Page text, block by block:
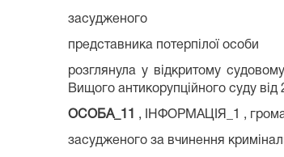
засудженого
представника потерпілої
розглянула у відкритому
Вищого антикорупційного суду
ОСОБА_11 , ІНФОРМАЦІЯ_1 ,
засудженого за вчинення